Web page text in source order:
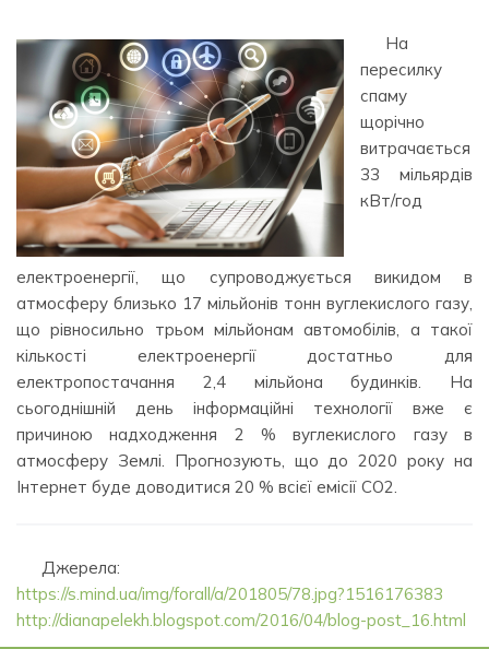
На
пересилку
спаму
щорічно
витрачається
33 мільярдів
кВт/год
електроенергії, що супроводжується викидом в
атмосферу близько 17 мільйонів тонн вуглекислого газу,
що рівносильно трьом мільйонам автомобілів, а такої
кількості електроенергії достатньо для
електропостачання 2,4 мільйона будинків. На
сьогоднішній день інформаційні технології вже є
причиною надходження 2 % вуглекислого газу в
атмосферу Землі. Прогнозують, що до 2020 року на
Інтернет буде доводитися 20 % всієї емісії CO2.
Джерела:
https://s.mind.ua/img/forall/a/201805/78.jpg?1516176383
http://dianapelekh.blogspot.com/2016/04/blog-post_16.html